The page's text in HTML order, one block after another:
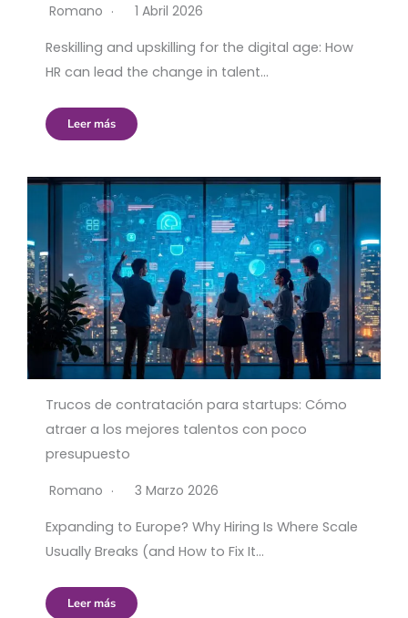
Romano
1 Abril 2026
Reskilling and upskilling for the digital age: How
HR can lead the change in talent…
Leer más
Trucos de contratación para startups: Cómo
atraer a los mejores talentos con poco
presupuesto
Romano
3 Marzo 2026
Expanding to Europe? Why Hiring Is Where Scale
Usually Breaks (and How to Fix It…
Leer más